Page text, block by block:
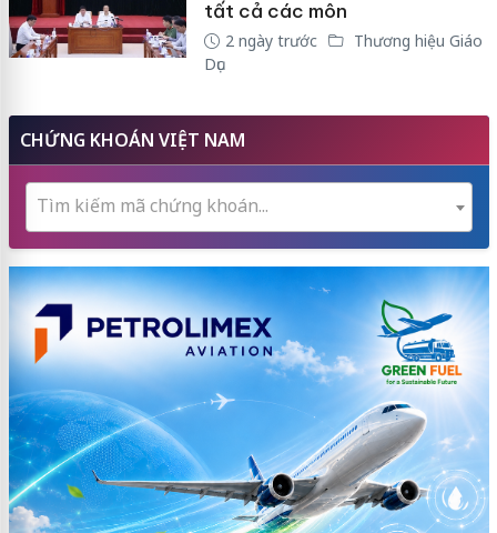
tất cả các môn
2 ngày trước
Thương hiệu Giáo
Dục
CHỨNG KHOÁN VIỆT NAM
Tìm kiếm mã chứng khoán...